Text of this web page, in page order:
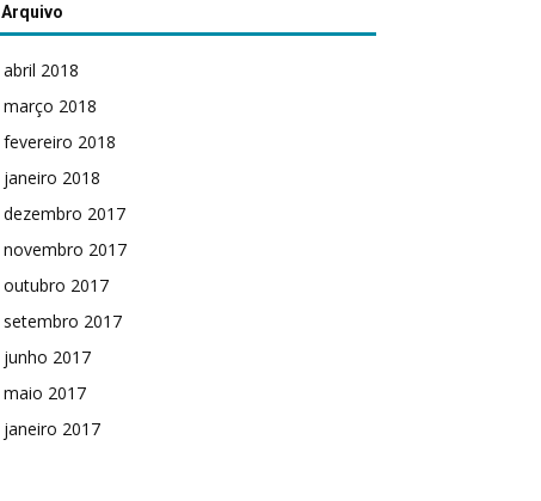
Arquivo
abril 2018
março 2018
fevereiro 2018
janeiro 2018
dezembro 2017
novembro 2017
outubro 2017
setembro 2017
junho 2017
maio 2017
janeiro 2017